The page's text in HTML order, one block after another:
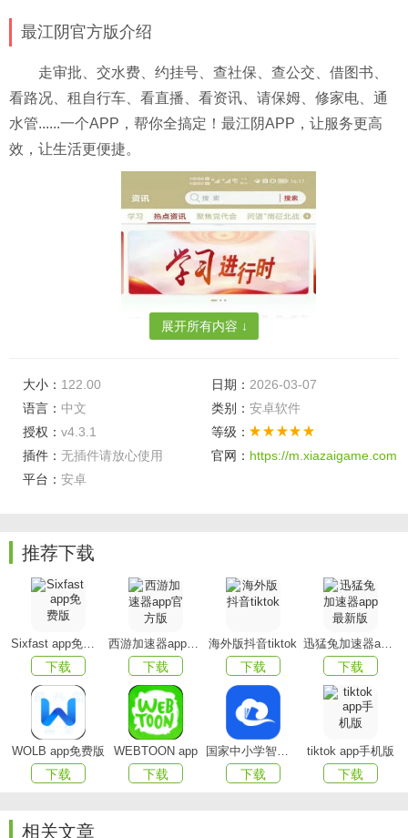
最江阴官方版介绍
走审批、交水费、约挂号、查社保、查公交、借图书、
看路况、租自行车、看直播、看资讯、请保姆、修家电、通
水管......一个APP，帮你全搞定！最江阴APP，让服务更高
效，让生活更便捷。
最江阴手机版特色
--可以根据自己的需要直接的检索相应的资讯查看，快速
准确的检索；
--支持用户直接在输入框内输入节目名称或者主持人姓名
检索节目查看；
--实时的显示天气预报，用户直接可以查看到详细的温
度，随时选择查看；
--提供用户进行政务办理，可以直接选择办理相关的服
最江阴软件亮点
展开所有内容 ↓
大小： 122.00 日期： 2026-03-07
语言： 中文 类别： 安卓软件
授权： v4.3.1
等级：
插件： 无插件请放心使用 官网： https://m.xiazaigame.com
平台： 安卓
推荐下载
Sixfast app免费版
下载
西游加速器app官方版
下载
海外版抖音tiktok
下载
迅猛兔加速器app最新版
下载
WOLB app免费版
下载
WEBTOON app
下载
国家中小学智慧教育平台app(智慧中小学)
下载
tiktok app手机版
下载
相关文章